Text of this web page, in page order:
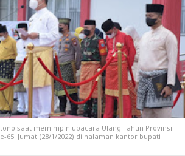
saat memimpin upacara Ulang Tahun Provinsi
65. Jumat (28/1/2022) di halaman kantor bupati